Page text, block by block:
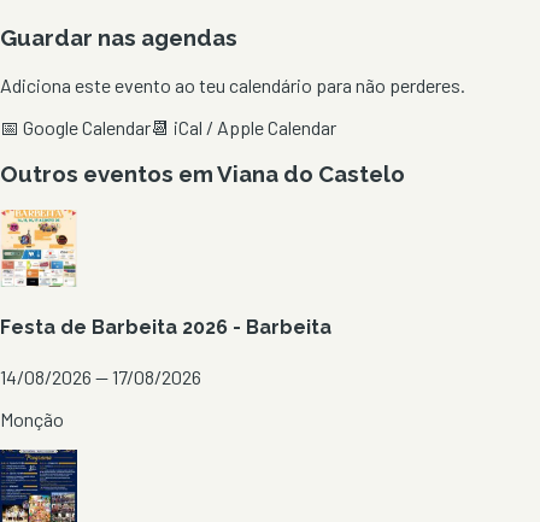
Guardar nas agendas
Adiciona este evento ao teu calendário para não perderes.
📅 Google Calendar📆 iCal / Apple Calendar
Outros eventos emViana do Castelo
Festa de Barbeita 2026 - Barbeita
14/08/2026 — 17/08/2026
Monção